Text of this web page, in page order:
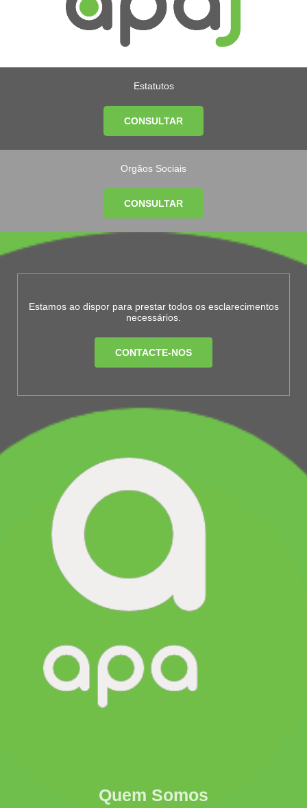
Estatutos
CONSULTAR
Orgãos Sociais
CONSULTAR
Estamos ao dispor para prestar todos os esclarecimentos
necessários.
CONTACTE-NOS
Quem Somos